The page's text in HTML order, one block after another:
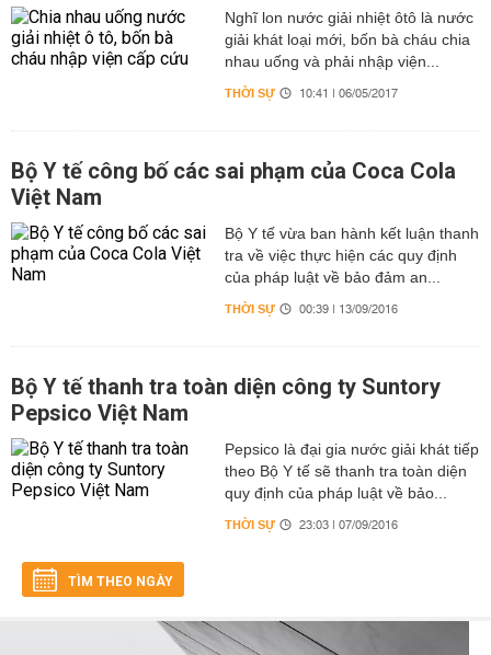
Nghĩ lon nước giải nhiệt ôtô là nước
giải khát loại mới, bốn bà cháu chia
nhau uống và phải nhập viện...
THỜI SỰ 10:41 | 06/05/2017
Bộ Y tế công bố các sai phạm của Coca Cola
Việt Nam
Bộ Y tế vừa ban hành kết luận thanh
tra về việc thực hiện các quy định
của pháp luật về bảo đảm an...
THỜI SỰ 00:39 | 13/09/2016
Bộ Y tế thanh tra toàn diện công ty Suntory
Pepsico Việt Nam
Pepsico là đại gia nước giải khát tiếp
theo Bộ Y tế sẽ thanh tra toàn diện
quy định của pháp luật về bảo...
THỜI SỰ 23:03 | 07/09/2016
TÌM THEO NGÀY